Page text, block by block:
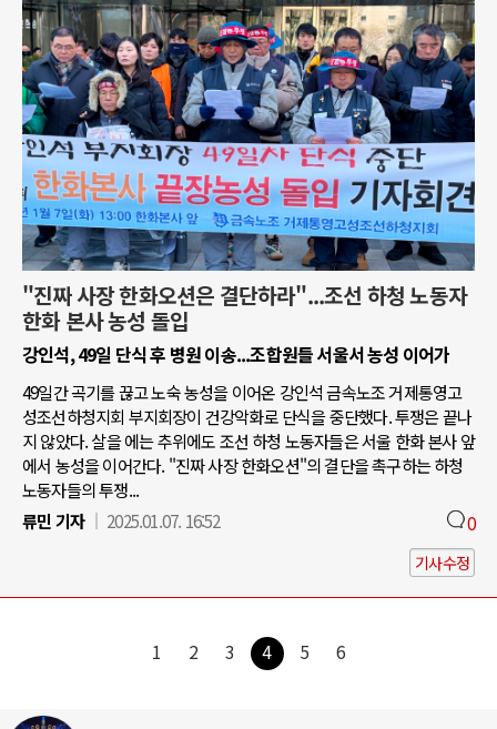
"진짜 사장 한화오션은 결단하라"...조선 하청 노동자
한화 본사 농성 돌입
강인석, 49일 단식 후 병원 이송...조합원들 서울서 농성 이어가
49일간 곡기를 끊고 노숙 농성을 이어온 강인석 금속노조 거제통영고
성조선하청지회 부지회장이 건강악화로 단식을 중단했다. 투쟁은 끝나
지 않았다. 살을 에는 추위에도 조선 하청 노동자들은 서울 한화 본사 앞
에서 농성을 이어간다. "진짜 사장 한화오션"의 결단을 촉구하는 하청
노동자들의 투쟁...
류민 기자
2025.01.07. 16:52 0
기사수정
1 2 3 4 5 6